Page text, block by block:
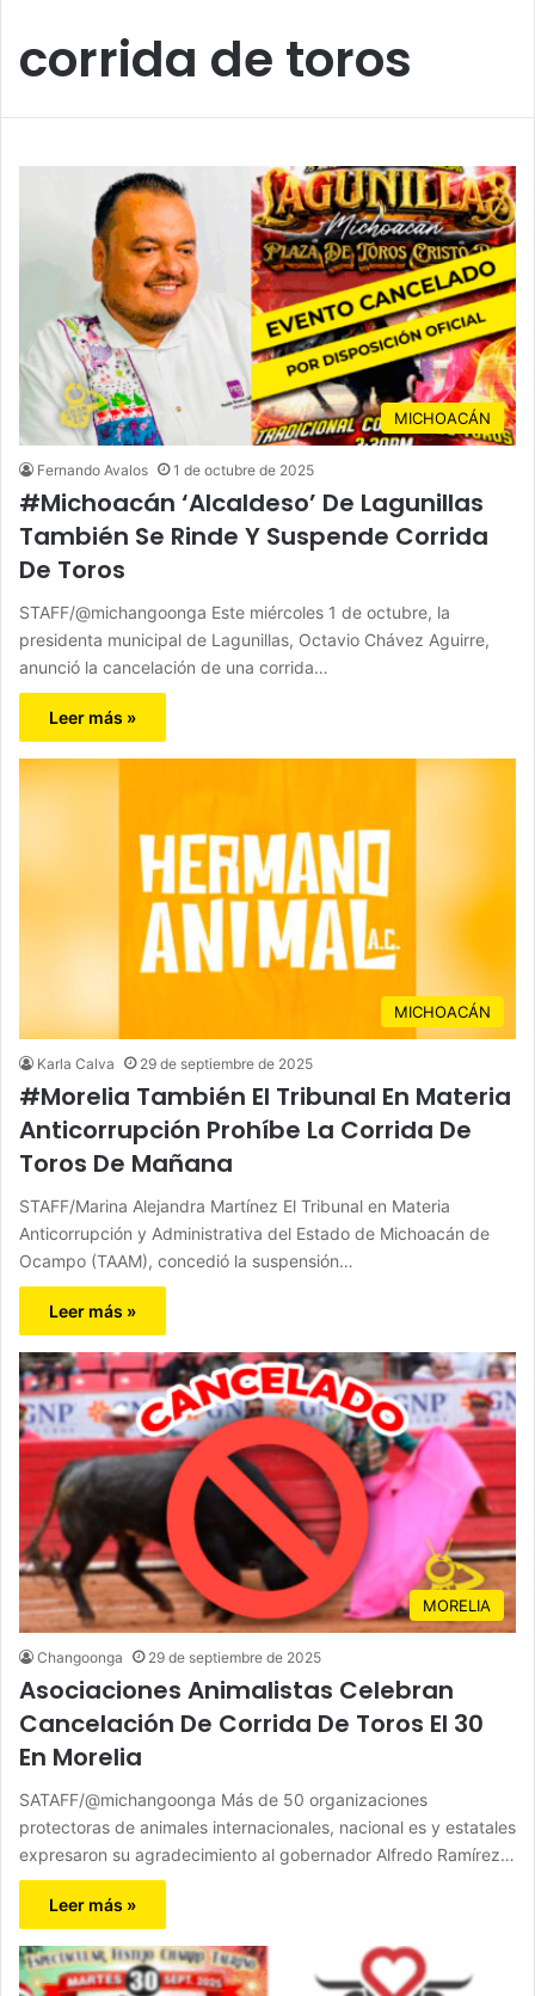
corrida de toros
MICHOACÁN
Fernando Avalos 1 de octubre de 2025
#Michoacán ‘Alcaldeso’ De Lagunillas
También Se Rinde Y Suspende Corrida
De Toros
STAFF/@michangoonga Este miércoles 1 de octubre, la
presidenta municipal de Lagunillas, Octavio Chávez Aguirre,
anunció la cancelación de una corrida…
Leer más »
MICHOACÁN
Karla Calva 29 de septiembre de 2025
#Morelia También El Tribunal En Materia
Anticorrupción Prohíbe La Corrida De
Toros De Mañana
STAFF/Marina Alejandra Martínez El Tribunal en Materia
Anticorrupción y Administrativa del Estado de Michoacán de
Ocampo (TAAM), concedió la suspensión…
Leer más »
MORELIA
Changoonga 29 de septiembre de 2025
Asociaciones Animalistas Celebran
Cancelación De Corrida De Toros El 30
En Morelia
SATAFF/@michangoonga Más de 50 organizaciones
protectoras de animales internacionales, nacional es y estatales
expresaron su agradecimiento al gobernador Alfredo Ramírez…
Leer más »